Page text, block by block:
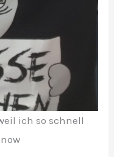
ich so schnell